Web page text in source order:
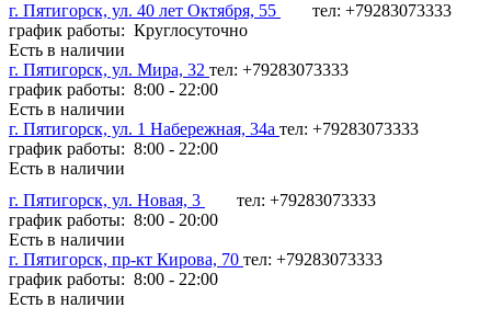
г. Пятигорск, ул. 40 лет Октября, 55
тел: +79283073333
график работы: Круглосуточно
Есть в наличии
г. Пятигорск, ул. Мира, 32 тел: +79283073333
график работы: 8:00 - 22:00
Есть в наличии
г. Пятигорск, ул. 1 Набережная, 34а тел: +79283073333
график работы: 8:00 - 22:00
Есть в наличии
г. Пятигорск, ул. Новая, 3
тел: +79283073333
график работы: 8:00 - 20:00
Есть в наличии
г. Пятигорск, пр-кт Кирова, 70 тел: +79283073333
график работы: 8:00 - 22:00
Есть в наличии